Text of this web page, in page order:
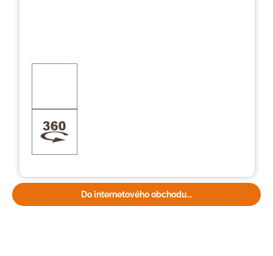
Do internetového obchodu...